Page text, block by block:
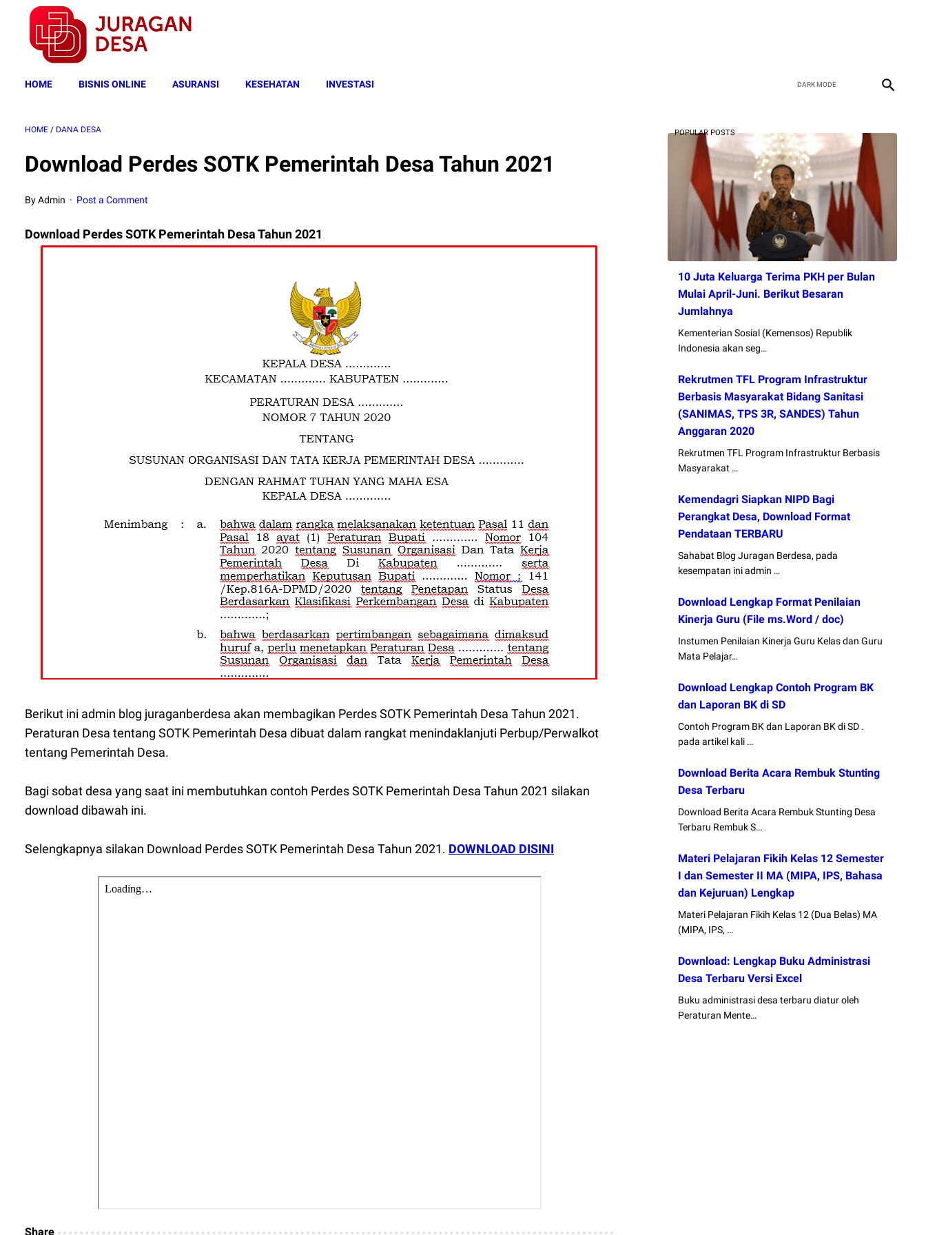
HOME BISNIS ONLINE ASURANSI KESEHATAN INVESTASI
HOME / DANA DESA
Download Perdes SOTK Pemerintah Desa Tahun 2021
By Admin Post a Comment
Download Perdes SOTK Pemerintah Desa Tahun 2021
Berikut ini admin blog juraganberdesa akan membagikan Perdes SOTK Pemerintah Desa Tahun 2021.
Peraturan Desa tentang SOTK Pemerintah Desa dibuat dalam rangkat menindaklanjuti Perbup/Perwalkot
tentang Pemerintah Desa.
Bagi sobat desa yang saat ini membutuhkan contoh Perdes SOTK Pemerintah Desa Tahun 2021 silakan
download dibawah ini.
Selengkapnya silakan Download Perdes SOTK Pemerintah Desa Tahun 2021. DOWNLOAD DISINI
Share
POPULAR POSTS
10 Juta Keluarga Terima PKH per Bulan
Mulai April-Juni. Berikut Besaran
Jumlahnya
Kementerian Sosial (Kemensos) Republik
Indonesia akan seg…
Rekrutmen TFL Program Infrastruktur
Berbasis Masyarakat Bidang Sanitasi
(SANIMAS, TPS 3R, SANDES) Tahun
Anggaran 2020
Rekrutmen TFL Program Infrastruktur Berbasis
Masyarakat …
Kemendagri Siapkan NIPD Bagi
Perangkat Desa, Download Format
Pendataan TERBARU
Sahabat Blog Juragan Berdesa, pada
kesempatan ini admin …
Download Lengkap Format Penilaian
Kinerja Guru (File ms.Word / doc)
Instumen Penilaian Kinerja Guru Kelas dan Guru
Mata Pelajar…
Download Lengkap Contoh Program BK
dan Laporan BK di SD
Contoh Program BK dan Laporan BK di SD .
pada artikel kali …
Download Berita Acara Rembuk Stunting
Desa Terbaru
Download Berita Acara Rembuk Stunting Desa
Terbaru Rembuk S…
Materi Pelajaran Fikih Kelas 12 Semester
I dan Semester II MA (MIPA, IPS, Bahasa
dan Kejuruan) Lengkap
Materi Pelajaran Fikih Kelas 12 (Dua Belas) MA
(MIPA, IPS, …
Download: Lengkap Buku Administrasi
Desa Terbaru Versi Excel
Buku administrasi desa terbaru diatur oleh
Peraturan Mente…